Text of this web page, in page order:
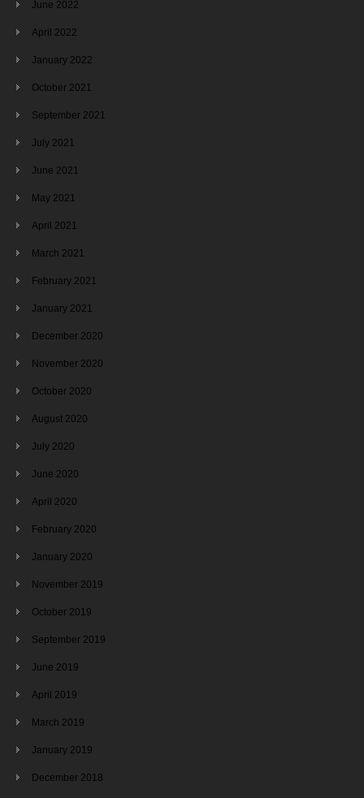
June 2022
April 2022
January 2022
October 2021
September 2021
July 2021
June 2021
May 2021
April 2021
March 2021
February 2021
January 2021
December 2020
November 2020
October 2020
August 2020
July 2020
June 2020
April 2020
February 2020
January 2020
November 2019
October 2019
September 2019
June 2019
April 2019
March 2019
January 2019
December 2018